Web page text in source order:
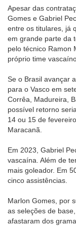
Apesar das
Gomes e Gabriel
entre os titulares, já
em grande parte da
pelo técnico Ramon
próprio time
Se o Brasil avançar
para o Vasco em
Corrêa, Madureira,
possível retorno
14 ou 15 de
Maracanã.
Em 2023, Gabriel
vascaína. Além de
mais goleador. Em
cinco assistências.
Marlon Gomes, por
as seleções de
afastaram dos